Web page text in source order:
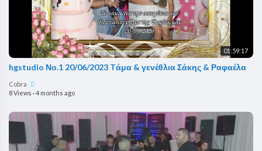
01:59:17
hgstudio Νο.1 20/06/2023 Tάμα & γενέθλια Σάκης & Ραφαέλα
Cobra
8 Views ·4 months ago